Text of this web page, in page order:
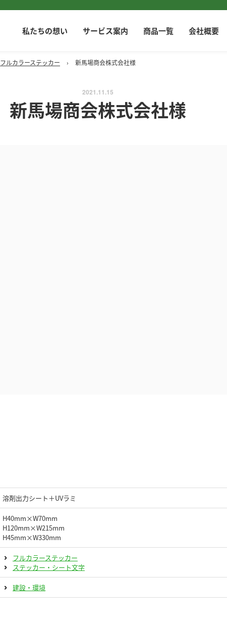
私たちの想い サービス案内 商品一覧 会社概要
フルカラーステッカー › 新馬場商会株式会社様
2021.11.15
新馬場商会株式会社様
溶剤出力シート＋UVラミ
H40mm×W70mm
H120mm×W215mm
H45mm×W330mm
フルカラーステッカー
ステッカー・シート文字
建設・環境